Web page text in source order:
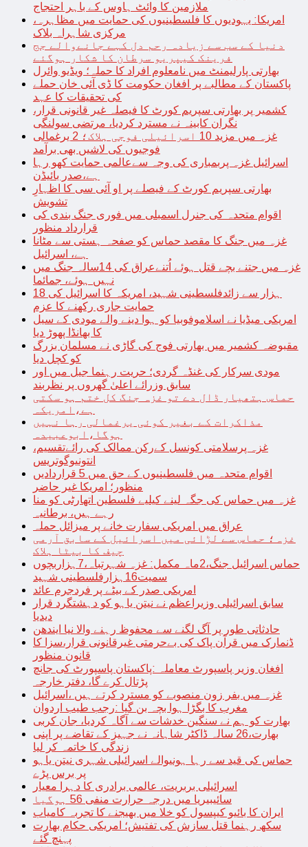
ملازمین کا وائٹ ہاوس کے باہر احتجاج
امریکا: یہودیوں کا فلسطینیوں کی حمایت میں مظاہرہ،
مرکزی شاہراہ بلاک
دنیا کے سب سے زیادہ رحم دل کہے جانےوالے جج
فرینک کیپریو سرطان کا شکار ہوگئے
بھارتی پارلیمنٹ میں نامعلوم افراد کا حملہ؛ ویڈیو وائرل
پاکستان کے مطالبے پر افغان حکومت کا ڈی آئی خان حملے
کی تحقیقات کا عہد
کشمیر پر بھارتی سپریم کورٹ کا فیصلہ غیر قانونی قرار،
نگران کابینہ نے مسترد کردیا، مرتضی سولنگی
غزہ میں مزید 10 اسرائیلی فوجی ہلاک؛ 2 یرغمالی
فوجیوں کی لاشیں بھی برآمد
اسرائیل غزہ پربمباری کی وجہ سےعالمی حمایت کھو رہا
ہے،صدر بائیڈن
بھارتی سپریم کورٹ کے فیصلے پر او آئی سی کا اظہارِ
تشویش
اقوام متحدہ کی جنرل اسمبلی میں فوری جنگ بندی کی
قرارداد منظور
غزہ میں جنگ کا مقصد حماس کو صفحہ ہستی سے مٹانا
ہے، اسرائیل
غزہ میں جتنے بچے قتل ہوئے اُتنےعراق کی 14سالہ جنگ میں
نہیں ہوئے، جمائما
18 ہزار سے زائدفلسطینی شہید، امریکہ کا اسرائیل کی
حمایت جاری رکھنے کا عزم
امریکی میڈیا نے اسلاموفوبیا کو ہوا دینے والے مودی کے سیل
کا بھانڈا پھوڑ دیا
مقبوضہ کشمیر میں بھارتی فوج کی گاڑی نے مسلمان بزرگ
کو کچل دیا
مودی سرکار کی غنڈہ گردی؛ حریت رہنما جیل میں اور
سابق وزرائے اعلیٰ گھروں پر نظربند
حماس ہتھیار ڈال دے تو غزہ جنگ کل ختم ہو سکتی
ہے،امریکہ
مذاکرات کے بغیر کوئی یرغمالی رہا نہیں
ہوگا،ابوعبیدہ
غزہ پرسلامتی کونسل کےرکن ممالک کی رائےتقسیم،
انتونیوگوتریس
اقوام متحدہ میں فلسطینیوں کے حق میں 5 قراردادیں
منظور؛ امریکا غیر حاضر
غزہ میں حماس کی جگہ لینے کیلیے فلسطین اتھارٹی کو منا
رہے ہیں، برطانیہ
عراق میں امریکی سفارت خانے پر میزائل حملہ
غزہ؛ حماس سے لڑائی میں اسرائیل کے سابق آرمی
چیف کا بیٹا ہلاک
حماس اسرائیل جنگ،2ماہ مکمل: غزہ شہرتباہ،7ہزاربچوں
سمیت16ہزارفلسطینی شہید
امریکی صدر کے بیٹے پر فردجرم عائد
سابق اسرائیلی وزیراعظم نے نیتن یاہو کو دہشتگرد قرار
دیدیا
حادثاتی طور پر آگ لگنے سے محفوظ رہنے والا نیا ایندھن
ڈنمارک میں قرآن پاک کی بےحرمتی غیرقانونی قرار،سزا کا
قانون منظور
افغان وزیر پاسپورٹ معاملہ :پاکستان پاسپورٹ کی جانچ
پڑتال کرے گا، دفتر خارجہ
غزہ میں بفر زون منصوبے کو مسترد کرتے ہیں ،اسرائیل
مغرب کا بگڑا ہوا بچہ بن گیا :رجب طیب اردوان
بھارت کو ہم نے سنگین خدشات سے آگاہ کردیا، جان کربی
بھارت،26 سالہ ڈاکٹر شاہانہ نے جہیز کے تقاضے پر اپنی
زندگی کا خاتمہ کر لیا
حماس کی قید سے رہا ہونیوالے اسرائیلی شہری نیتن یاہو
پر برس پڑے
اسرائیلی بربریت، عالمی برادری کا دہرا معیار
سائیبیریا میں درجہ حرارت منفی 56 ہوگیا
ایران کا بائیو کیپسول کو خلا میں بھیجنے کا تجربہ کامیاب
سکھ رہنما قتل سازش کی تفتیش؛ امریکی حکام بھارت
پہنچ گئے